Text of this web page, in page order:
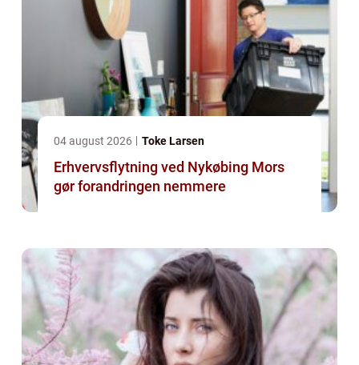
04 august 2026 Toke Larsen
Erhvervsflytning ved Nykøbing Mors
gør forandringen nemmere